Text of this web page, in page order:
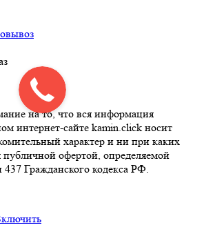
на то, что вся информация
интернет-сайте kamin.click носит
характер и ни при каких
публичной офертой, определяемой
Гражданского кодекса РФ.